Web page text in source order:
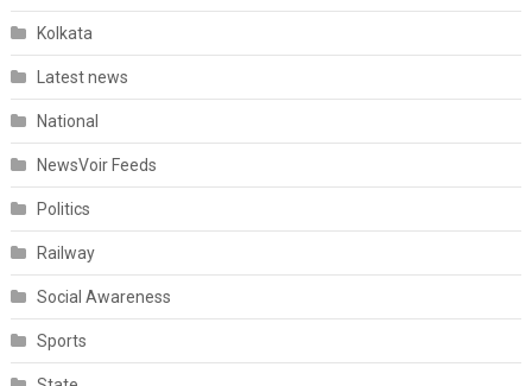
Kolkata
Latest news
National
NewsVoir Feeds
Politics
Railway
Social Awareness
Sports